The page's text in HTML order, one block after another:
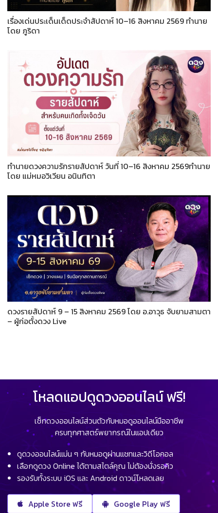
เรื่องเด่นประเด็นเด็ดประจำสัปดาห์ 10–16 สิงหาคม 2569 ทำนาย
โดย ภูริดา
ทำนายดวงความรักรายสัปดาห์ วันที่ 10–16 สิงหาคม 2569ทำนาย
โดย แม่หมอวิเวียน อนินทิตา
ดวงรายสัปดาห์ 9 – 15 สิงหาคม 2569 โดย อ.อาวุธ จับยามสามตา
– ผู้ก่อตั้งดวง Live
โหลดแอปดูดวงออนไลน์ ฟรี!
เช็กดวงออนไลน์ส่วนตัวกับหมอดูออนไลน์มืออาชีพ
ครบทุกศาสตร์พยากรณ์ในแอปเดียว
ดูดวงออนไลน์แม่น ๆ กับหมอดูผ่านแชทและวิดีโอคอล
เลือกดูดวง Online ได้ตามสไตล์คุณ ไม่ต้องนั่งรอคิว
รองรับทั้งระบบ iOS และ Android ดาวน์โหลดเลย
Apple Store ฟรี Google Play ฟรี